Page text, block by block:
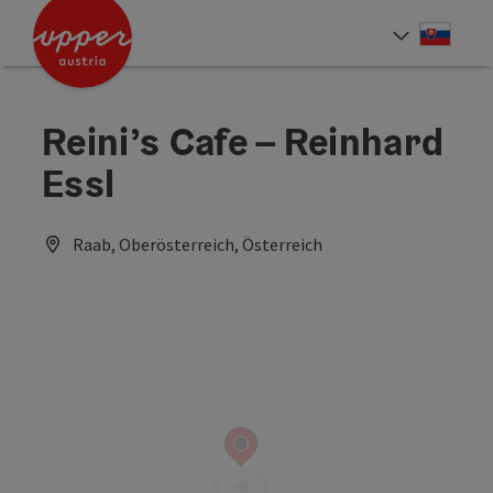
Accesskey
Accesskey
Reini’s Cafe – Reinhard
Essl
Raab, Oberösterreich, Österreich